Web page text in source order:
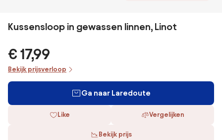
Kussensloop in gewassen linnen, Linot
€ 17,99
Bekijk prijsverloop
Ga naar Laredoute
Like Vergelijken
Bekijk prijs